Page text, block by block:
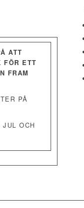
ATT
FÖR ETT
FRAM
PÅ
OCH